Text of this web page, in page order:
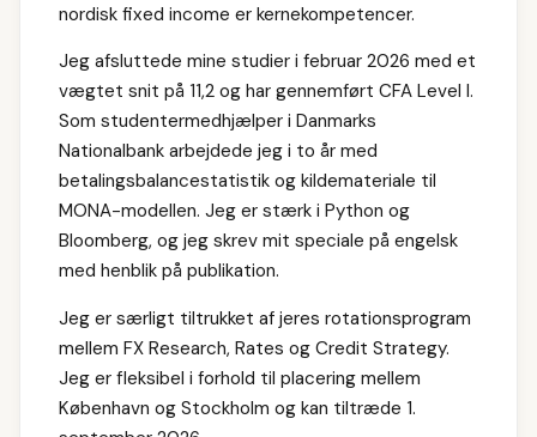
nordisk fixed income er kernekompetencer.
Jeg afsluttede mine studier i februar 2026 med et
vægtet snit på 11,2 og har gennemført CFA Level I.
Som studentermedhjælper i Danmarks
Nationalbank arbejdede jeg i to år med
betalingsbalancestatistik og kildemateriale til
MONA-modellen. Jeg er stærk i Python og
Bloomberg, og jeg skrev mit speciale på engelsk
med henblik på publikation.
Jeg er særligt tiltrukket af jeres rotationsprogram
mellem FX Research, Rates og Credit Strategy.
Jeg er fleksibel i forhold til placering mellem
København og Stockholm og kan tiltræde 1.